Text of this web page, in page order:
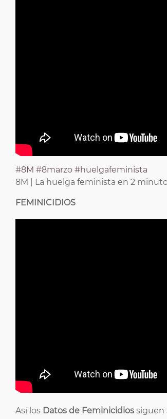
#8M #8marzo #huelgafeminista
8M | La huelga feminista en 2
FEMINICIDIOS
Así los Datos de Feminicidiossiguen